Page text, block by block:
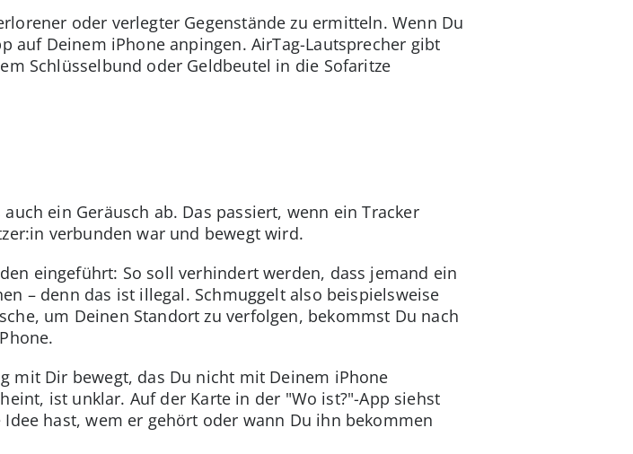
oder verlegter Gegenstände zu ermitteln. Wenn Du
auf Deinem iPhone anpingen. AirTag-Lautsprecher gibt
Schlüsselbund oder Geldbeutel in die Sofaritze
ein Geräusch ab. Das passiert, wenn ein Tracker
verbunden war und bewegt wird.
eingeführt: So soll verhindert werden, dass jemand ein
– denn das ist illegal. Schmuggelt also beispielsweise
um Deinen Standort zu verfolgen, bekommst Du nach
mit Dir bewegt, das Du nicht mit Deinem iPhone
ist unklar. Auf der Karte in der "Wo ist?"-App siehst
hast, wem er gehört oder wann Du ihn bekommen